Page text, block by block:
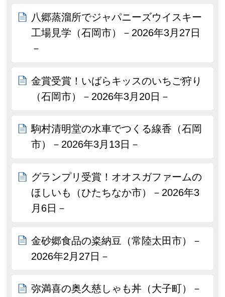
八郷蒸溜所でジャパニーズウイスキー
工場見学（石岡市）－2026年3月27日
－
金賞受賞！いばらキッスのいちご狩り
（石岡市）－2026年3月20日－
駒村清明堂の水車でつくる線香（石岡
市）－2026年3月13日－
グランプリ受賞！オオスガファームの
ほしいも（ひたちなか市）－2026年3
月6日－
金砂郷食品の粢納豆（常陸太田市）－
2026年2月27日－
弥満喜の奥久慈しゃも丼（大子町）－